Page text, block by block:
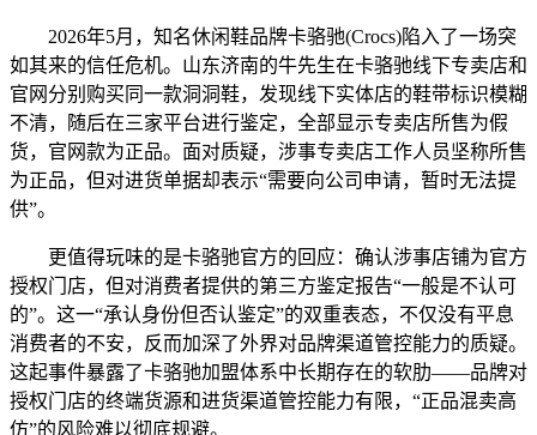
2026年5月，知名休闲鞋品牌卡骆驰(Crocs)陷入了一场突
如其来的信任危机。山东济南的牛先生在卡骆驰线下专卖店和
官网分别购买同一款洞洞鞋，发现线下实体店的鞋带标识模糊
不清，随后在三家平台进行鉴定，全部显示专卖店所售为假
货，官网款为正品。面对质疑，涉事专卖店工作人员坚称所售
为正品，但对进货单据却表示“需要向公司申请，暂时无法提
供”。
更值得玩味的是卡骆驰官方的回应：确认涉事店铺为官方
授权门店，但对消费者提供的第三方鉴定报告“一般是不认可
的”。这一“承认身份但否认鉴定”的双重表态，不仅没有平息
消费者的不安，反而加深了外界对品牌渠道管控能力的质疑。
这起事件暴露了卡骆驰加盟体系中长期存在的软肋——品牌对
授权门店的终端货源和进货渠道管控能力有限，“正品混卖高
仿”的风险难以彻底规避。